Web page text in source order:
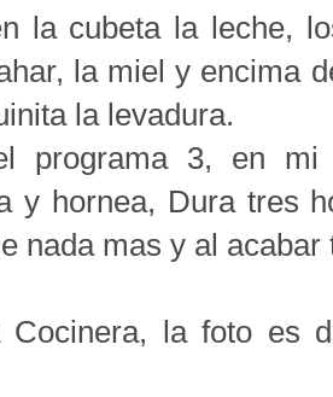
la cubeta la leche,
la miel y encima
la levadura.
programa 3, en
y hornea, Dura tres
nada mas y al
Cocinera, la foto es